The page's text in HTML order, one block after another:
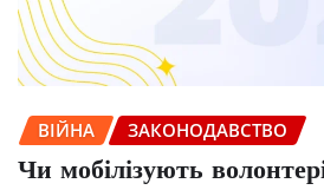
ВІЙНА ЗАКОНОДАВСТВО
Чи мобілізують